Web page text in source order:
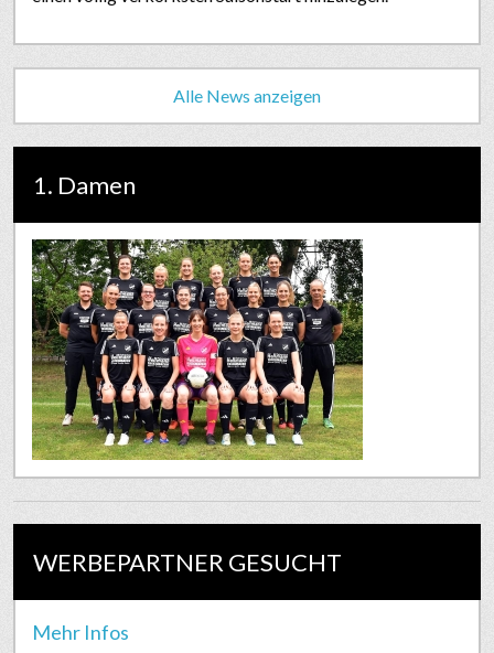
Alle News anzeigen
1. Damen
WERBEPARTNER GESUCHT
Mehr Infos